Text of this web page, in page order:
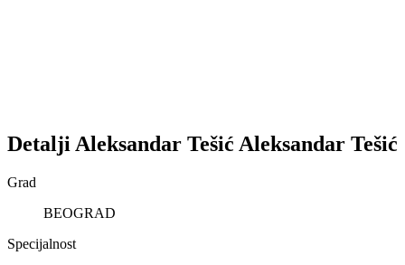
Detalji Aleksandar Tešić Aleksandar Tešić
Grad
BEOGRAD
Specijalnost